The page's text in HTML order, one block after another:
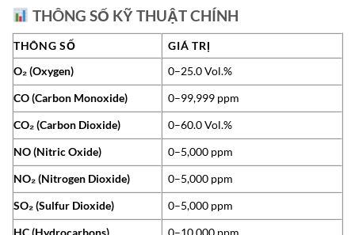
THÔNG SỐ KỸ THUẬT CHÍNH
THÔNG SỐ
GIÁ TRỊ
O₂ (Oxygen)
0–25.0 Vol.%
CO (Carbon Monoxide)
0–99,999 ppm
CO₂ (Carbon Dioxide)
0–60.0 Vol.%
NO (Nitric Oxide)
0–5,000 ppm
NO₂ (Nitrogen Dioxide)
0–5,000 ppm
SO₂ (Sulfur Dioxide)
0–5,000 ppm